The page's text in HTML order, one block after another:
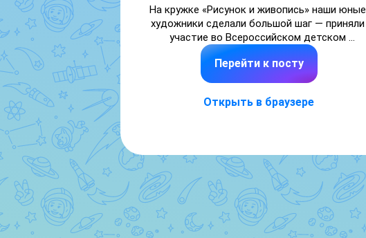
На кружке «Рисунок и живопись» наши юные
художники сделали большой шаг — приняли
участие во Всероссийском детском
творческом конкурсе «Чистая планета».
Тема экологии особенно важна сегодня, и
через искусство.
какой мы хотим видеть нашу планету.
Спасибо детям за их чуткость и талант, а
педагогам — за подготовку!
Перейти к посту
Открыть в браузере